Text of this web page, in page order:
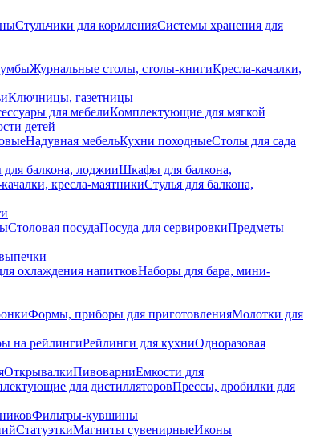
Стульчики для кормленияСистемы хранения для
Журнальные столы, столы-книгиКресла-качалки,
Ключницы, газетницы
для мебелиКомплектующие для мягкой
детей
Надувная мебельКухни походныеСтолы для сада
балкона, лоджииШкафы для балкона,
кресла-маятникиСтулья для балкона,
Столовая посудаПосуда для сервировкиПредметы
охлаждения напитковНаборы для бара, мини-
Формы, приборы для приготовленияМолотки для
на рейлингиРейлинги для кухниОдноразовая
ОткрывалкиПивоварниЕмкости для
для дистилляторовПрессы, дробилки для
Фильтры-кувшины
СтатуэткиМагниты сувенирныеИконы